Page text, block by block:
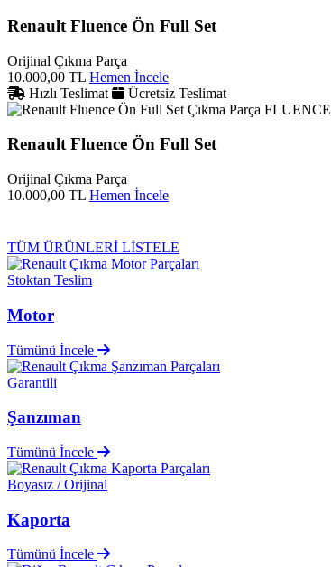
Renault Fluence Ön Full Set
Orijinal Çıkma Parça
10.000,00 TL Hemen İncele
Hızlı Teslimat
Ücretsiz Teslimat
FLUENCE
Renault Fluence Ön Full Set
Orijinal Çıkma Parça
10.000,00 TL Hemen İncele
TÜM ÜRÜNLERİ LİSTELE
Stoktan Teslim
Motor
Tümünü İncele
Garantili
Şanzıman
Tümünü İncele
Boyasız / Orijinal
Kaporta
Tümünü İncele